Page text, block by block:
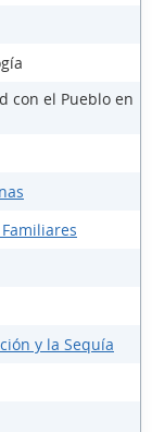
con el Pueblo en
y la Sequía